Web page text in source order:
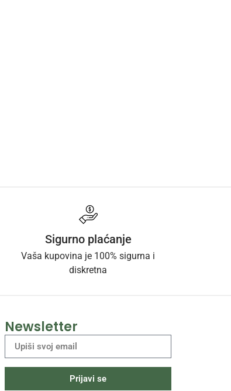
Sigurno plaćanje
Vaša kupovina je 100% sigurna i
diskretna
Newsletter
Prijavi se